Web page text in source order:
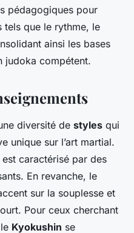
pédagogiques pour
tels que le rythme, le
ainsi les bases
judoka compétent.
diversité de styles qui
unique sur l’art martial.
caractérisé par des
En revanche, le
sur la souplesse et
Pour ceux cherchant
Kyokushin se